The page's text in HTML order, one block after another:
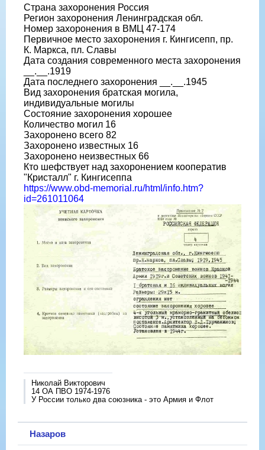
Страна захоронения Россия
Регион захоронения Ленинградская обл.
Номер захоронения в ВМЦ 47-174
Первичное место захоронения г. Кингисепп, пр.
К. Маркса, пл. Славы
Дата создания современного места захоронения
__.__.1919
Дата последнего захоронения __.__.1945
Вид захоронения братская могила,
индивидуальные могилы
Состояние захоронения хорошее
Количество могил 16
Захоронено всего 82
Захоронено известных 16
Захоронено неизвестных 66
Кто шефствует над захоронением кооператив
"Кристалл" г. Кингисеппа
https://www.obd-memorial.ru/html/info.htm?
id=261011064
Николай Викторович
14 ОА ПВО 1974-1976
У России только два союзника - это Армия и Флот
Назаров